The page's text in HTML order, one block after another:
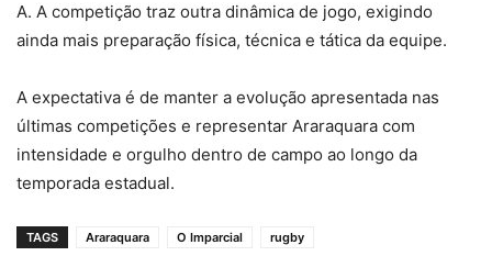
A. A competição traz outra dinâmica de jogo, exigindo
ainda mais preparação física, técnica e tática da equipe.
A expectativa é de manter a evolução apresentada nas
últimas competições e representar Araraquara com
intensidade e orgulho dentro de campo ao longo da
temporada estadual.
TAGS Araraquara O Imparcial rugby